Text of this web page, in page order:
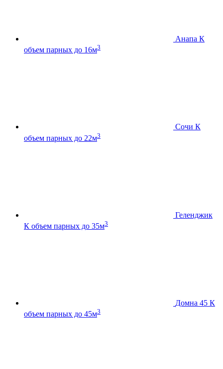
Анапа К
объем парных до 16м3
Сочи К
объем парных до 22м3
Геленджик
К объем парных до 35м3
Домна 45 К
объем парных до 45м3